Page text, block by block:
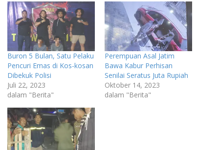
Buron 5 Bulan, Satu Pelaku
Pencuri Emas di Kos-kosan
Dibekuk Polisi
Juli 22, 2023
dalam "Berita"
Perempuan Asal Jatim
Bawa Kabur Perhisan
Senilai Seratus Juta Rupiah
Oktober 14, 2023
dalam "Berita"